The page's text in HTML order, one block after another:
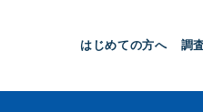
はじめての方へ 調